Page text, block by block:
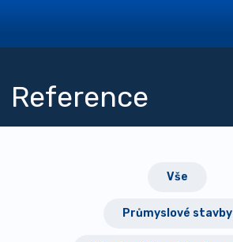
Reference
Vše
Průmyslové stavby